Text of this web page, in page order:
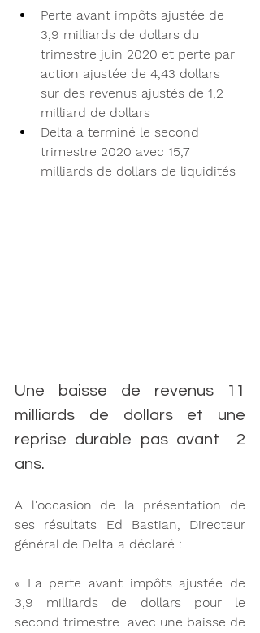
Perte avant impôts ajustée de
3,9 milliards de dollars du
trimestre juin 2020 et perte par
action ajustée de 4,43 dollars
sur des revenus ajustés de 1,2
milliard de dollars
Delta a terminé le second
trimestre 2020 avec 15,7
milliards de dollars de liquidités
Une baisse de revenus 11
milliards de dollars et une
reprise durable pas avant  2
ans.
A l'occasion de la présentation de
ses résultats Ed Bastian, Directeur
général de Delta a déclaré :
« La perte avant impôts ajustée de
3,9 milliards de dollars pour le
second trimestre  avec une baisse de